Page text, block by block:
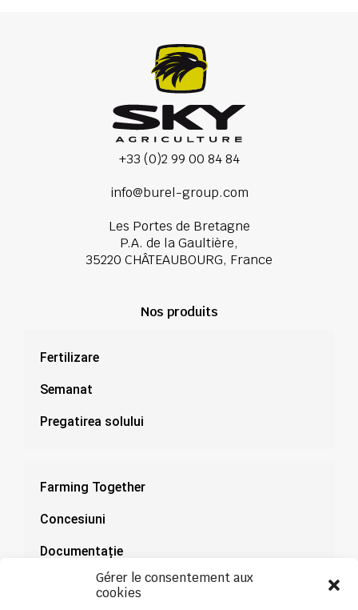
Gérer le consentement aux
cookies
+33 (0)2 99 00 84 84
info@burel-group.com
Les Portes de Bretagne
P.A. de la Gaultière,
35220 CHÂTEAUBOURG, France
Nos produits
Fertilizare
Semanat
Pregatirea solului
Farming Together
Concesiuni
Documentație